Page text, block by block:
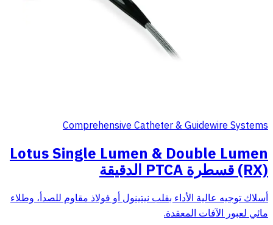
Comprehensive Catheter & Guidewire Systems
Lotus Single Lumen & Double Lumen
(RX) قسطرة PTCA الدقيقة
أسلاك توجيه عالية الأداء بقلب نيتينول أو فولاذ مقاوم للصدأ، وطلاء
مائي لعبور الآفات المعقدة.